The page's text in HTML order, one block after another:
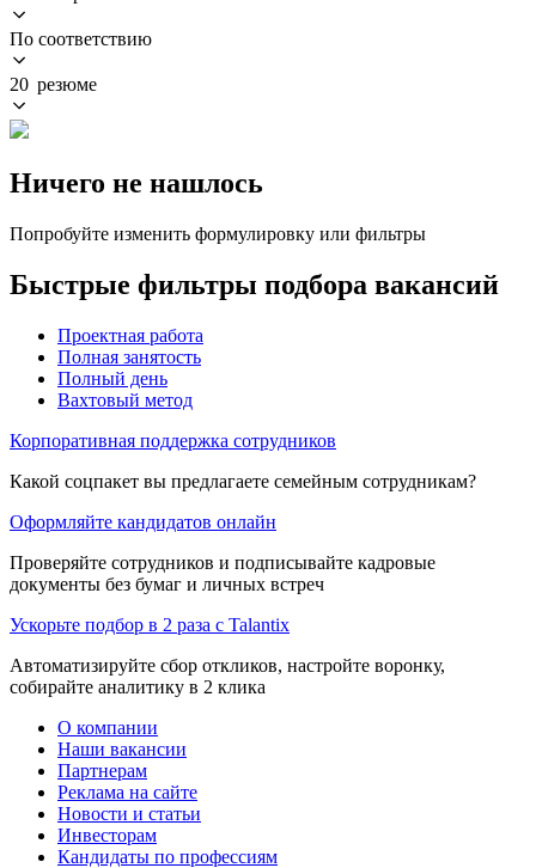
По соответствию
20 резюме
Ничего не нашлось
Попробуйте изменить формулировку или фильтры
Быстрые фильтры подбора вакансий
Проектная работа
Полная занятость
Полный день
Вахтовый метод
Корпоративная поддержка сотрудников
Какой соцпакет вы предлагаете семейным сотрудникам?
Оформляйте кандидатов онлайн
Проверяйте сотрудников и подписывайте кадровые
документы без бумаг и личных встреч
Ускорьте подбор в 2 раза с Talantix
Автоматизируйте сбор откликов, настройте воронку,
собирайте аналитику в 2 клика
О компании
Наши вакансии
Партнерам
Реклама на сайте
Новости и статьи
Инвесторам
Кандидаты по профессиям